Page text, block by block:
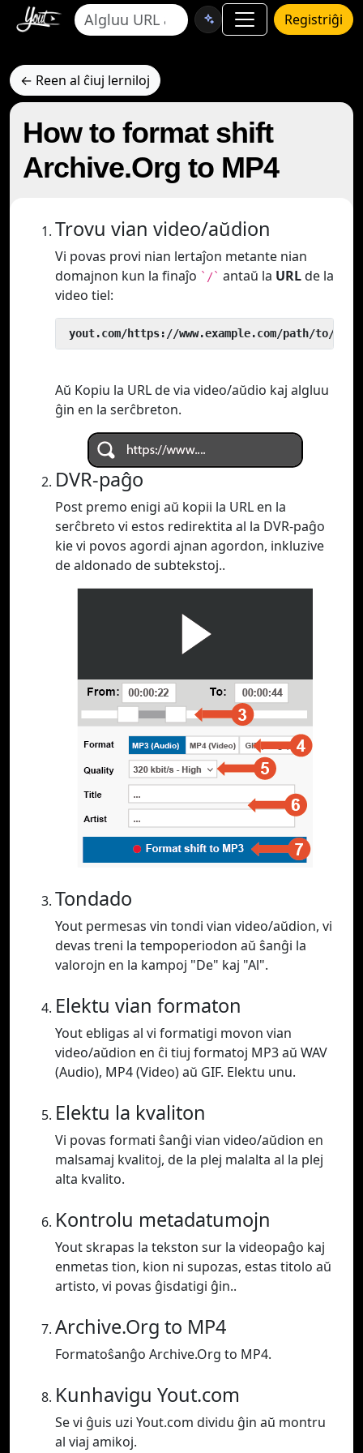
Registriĝi
← Reen al ĉiuj lerniloj
How to format shift
Archive.Org to MP4
Trovu vian video/aŭdion
Vi povas provi nian lertaĵon metante nian
domajnon kun la finaĵo `/` antaŭ la URLde la
video tiel:
yout.com/https://www.example.com/path/to/
Aŭ Kopiu la URL de via video/aŭdio kaj algluu
ĝin en la serĉbreton.
DVR-paĝo
Post premo enigi aŭ kopii la URL en la
serĉbreto vi estos redirektita al la DVR-paĝo
kie vi povos agordi ajnan agordon, inkluzive
de aldonado de subtekstoj..
Tondado
Yout permesas vin tondi vian video/aŭdion, vi
devas treni la tempoperiodon aŭ ŝanĝi la
valorojn en la kampoj "De" kaj "Al".
Elektu vian formaton
Yout ebligas al vi formatigi movon vian
video/aŭdion en ĉi tiuj formatoj MP3 aŭ WAV
(Audio), MP4 (Video) aŭ GIF. Elektu unu.
Elektu la kvaliton
Vi povas formati ŝanĝi vian video/aŭdion en
malsamaj kvalitoj, de la plej malalta al la plej
alta kvalito.
Kontrolu metadatumojn
Yout skrapas la tekston sur la videopaĝo kaj
enmetas tion, kion ni supozas, estas titolo aŭ
artisto, vi povas ĝisdatigi ĝin..
Archive.Org to MP4
Formatoŝanĝo Archive.Org to MP4.
Kunhavigu Yout.com
Se vi ĝuis uzi Yout.com dividu ĝin aŭ montru
al viaj amikoj.